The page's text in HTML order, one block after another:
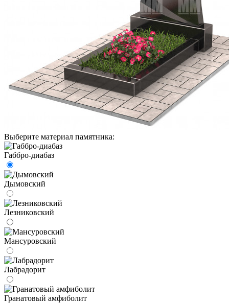
Выберите материал памятника:
Габбро-диабаз
Дымовский
Лезниковский
Мансуровский
Лабрадорит
Гранатовый амфиболит